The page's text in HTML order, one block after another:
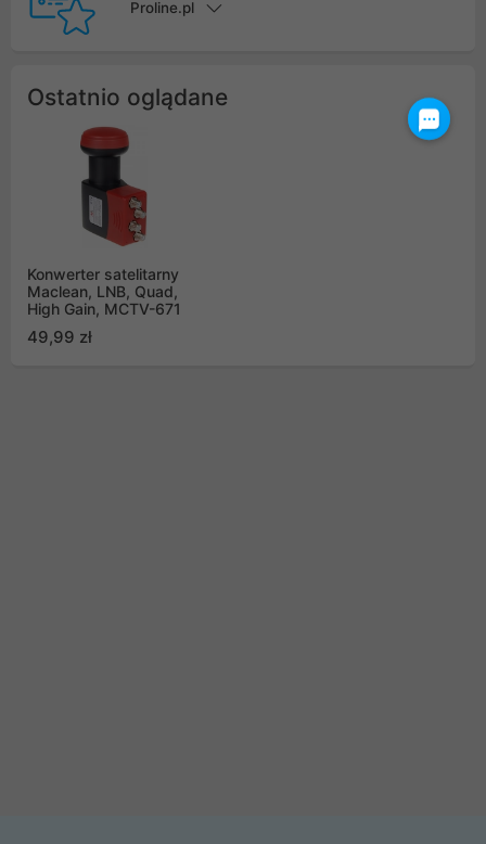
Proline.pl
Ostatnio oglądane
Konwerter satelitarny
Maclean, LNB, Quad,
High Gain, MCTV-671
49,99 zł